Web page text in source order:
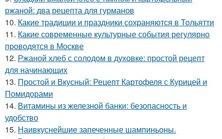
ржаной: два рецепта для гурманов
10. Какие традиции и праздники сохраняются в Тольятти
11. Какие современные культурные события регулярно
проводятся в Москве
12. Ржаной хлеб с солодом в духовке: простой рецепт
для начинающих
13. Простой и Вкусный: Рецепт Картофеля с Курицей и
Помидорами
14. Витамины из железной банки: безопасность и
удобство
15. Наивкуснейшие запеченные шампиньоны.